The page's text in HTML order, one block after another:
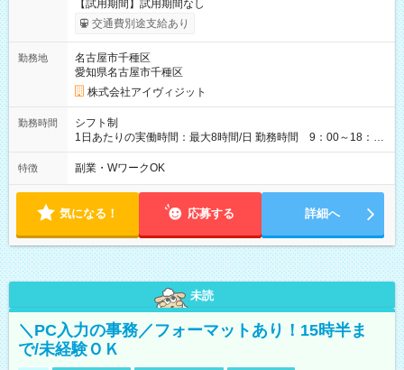
【試用期間】試用期間なし
交通費別途支給あり
勤務地
名古屋市千種区
愛知県名古屋市千種区
株式会社アイヴィジット
勤務時間
シフト制
1日あたりの実働時間：最大8時間/日 勤務時間 9：00～18：
00(実働8h、休憩1h) 土日祝含む週3日～OK、シフト制 ※もちろ
ん週5日勤務もOK♪ 勤務期間：2026年8月12日～9月9日※リスト
特徴 副業・WワークOK
気になる！ 応募する 詳細へ
未読
＼PC入力の事務／フォーマットあり！15時半ま
で/未経験ＯＫ